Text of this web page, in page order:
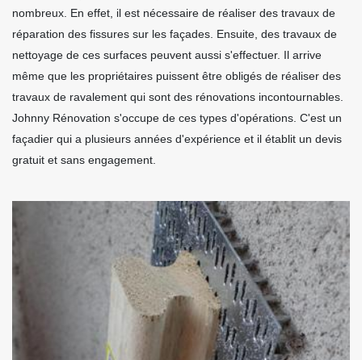
nombreux. En effet, il est nécessaire de réaliser des travaux de
réparation des fissures sur les façades. Ensuite, des travaux de
nettoyage de ces surfaces peuvent aussi s'effectuer. Il arrive
même que les propriétaires puissent être obligés de réaliser des
travaux de ravalement qui sont des rénovations incontournables.
Johnny Rénovation s'occupe de ces types d'opérations. C'est un
façadier qui a plusieurs années d'expérience et il établit un devis
gratuit et sans engagement.